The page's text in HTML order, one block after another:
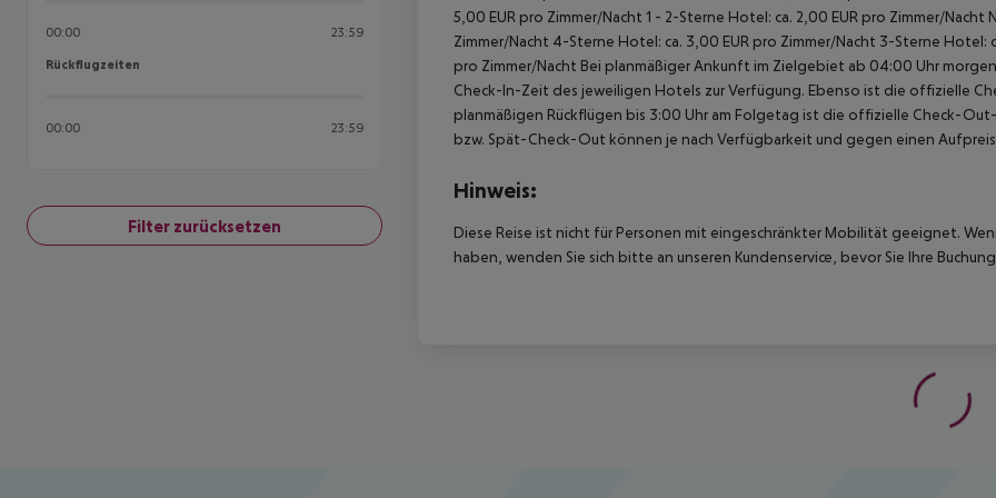
00:00 23:59
Rückflugzeiten
Rückflugzeiten
00:00 23:59
Filter zurücksetzen
5,00 EUR pro Zimmer/Nacht 1 - 2-Sterne Hotel: ca. 2,00 EUR pro Zimmer/
Zimmer/Nacht 4-Sterne Hotel: ca. 3,00 EUR pro Zimmer/Nacht 3-Sterne Hotel:
pro Zimmer/Nacht Bei planmäßiger Ankunft im Zielgebiet ab 04:00 Uhr
Check-In-Zeit des jeweiligen Hotels zur Verfügung. Ebenso ist die offizielle
planmäßigen Rückflügen bis 3:00 Uhr am Folgetag ist die offizielle Check-
bzw. Spät-Check-Out können je nach Verfügbarkeit und gegen einen
Hinweis:
Diese Reise ist nicht für Personen mit eingeschränkter Mobilität geeignet.
haben, wenden Sie sich bitte an unseren Kundenservice, bevor Sie Ihre